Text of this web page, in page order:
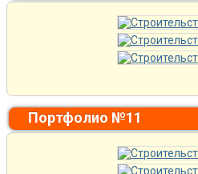
Портфолио №11